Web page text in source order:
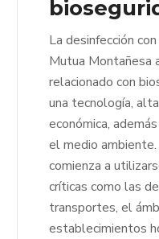
La desinfección
Mutua Montañesa
relacionado con
una tecnología,
económica,
el medio
comienza a
críticas como las
transportes, el
establecimientos